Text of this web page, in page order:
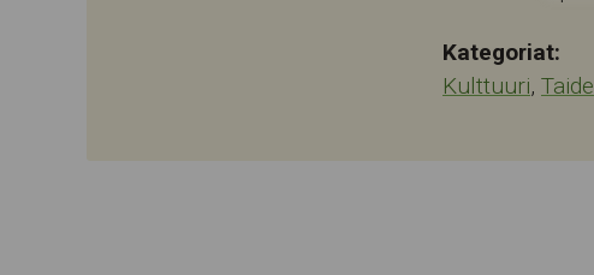
Kategoriat:
Kulttuuri, Taide